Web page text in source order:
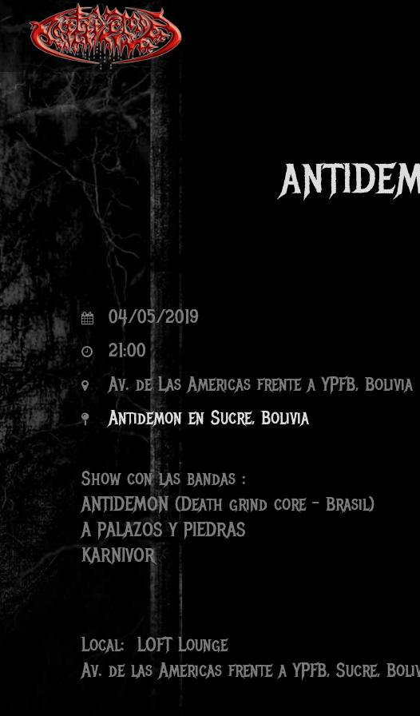
04/05/2019
21:00
Av. de Las Americas frente a YPFB, Bolivia
Antidemon en Sucre, Bolivia
Show con las bandas :
ANTIDEMON (Death grind core – Brasil)
A PALAZOS Y PIEDRAS
KARNIVOR
Local: LOFT Lounge
Av. de las Americas frente a YPFB, Sucre,